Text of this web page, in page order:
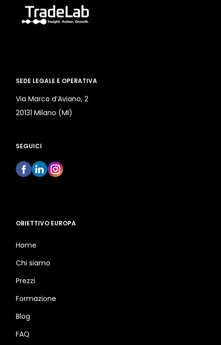
SEDE LEGALE E OPERATIVA
Via Marco d’Aviano, 2
20131 Milano (MI)
SEGUICI
OBIETTIVO EUROPA
Home
Chi siamo
Prezzi
Formazione
Blog
FAQ